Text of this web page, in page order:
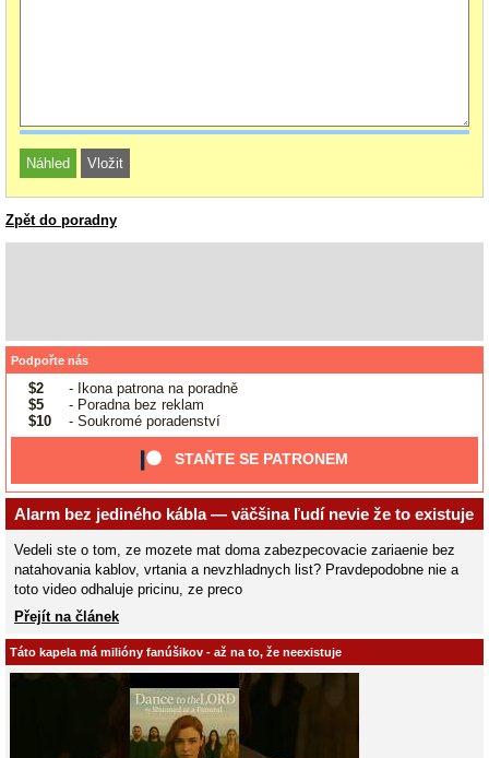
Zpět do poradny
Podpořte nás
$2
- Ikona patrona na poradně
$5
- Poradna bez reklam
$10
- Soukromé poradenství
STAŇTE SE PATRONEM
Alarm bez jediného kábla — väčšina ľudí nevie že to existuje
Vedeli ste o tom, ze mozete mat doma zabezpecovacie zariaenie bez
natahovania kablov, vrtania a nevzhladnych list? Pravdepodobne nie a
toto video odhaluje pricinu, ze preco
Přejít na článek
Táto kapela má milióny fanúšikov - až na to, že neexistuje